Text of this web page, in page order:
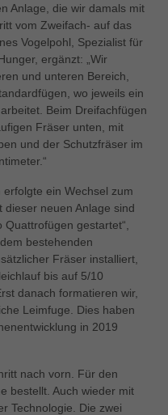
Anlage, die wir damals mit
vom Zweifach- auf das
Vogelpohl, Spezialist für
ergänzt: „Wir
und unteren Bereich,
wo jeweils ein
Beim Dreifachfügen
Fräser unten, mit
und der Schutzfräser im
ein Wechsel zum
dieser neuen Anlage sind
gestartet“,
bestehenden
Fräser installiert,
bis auf 5/10
danach formatieren wir,
Leimfuge. Dies haben
in 2019
nach vorn. Für den
bestellt. Auch wieder mit
Technologie. Die zwei